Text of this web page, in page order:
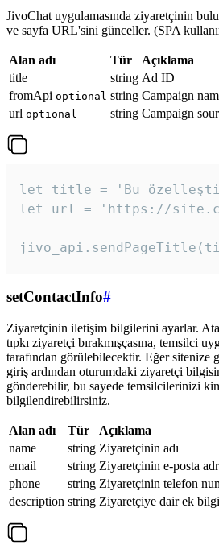
JivoChat uygulamasında ziyaretçinin
ve sayfa URL'sini günceller. (SPA
Alan adı Tür
Açıklama
title
string Ad ID
fromApi optional string Campaign
url optional string Campaign
let title = 'Bu
let url = 'https://
setContactInfo#
Ziyaretçinin iletişim bilgilerini ayarlar.
tıpkı ziyaretçi bırakmışçasına, temsilci
tarafından görülebilecektir. Eğer sitenize
giriş ardından oturumdaki ziyaretçi
gönderebilir, bu sayede temsilcilerinizi
bilgilendirebilirsiniz.
Alan adı Tür
Açıklama
name
string Ziyaretçinin adı
email
string Ziyaretçinin e-posta
phone
string Ziyaretçinin telefon
description string Ziyaretçiye dair ek